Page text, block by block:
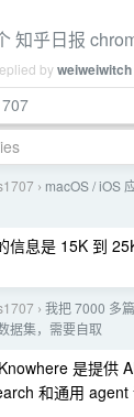
知乎日报
byweiweiwitch
› macOS / iOS
信息是 15K 到
› 我把 7000 多
据集，需要自取
是提供
和通用